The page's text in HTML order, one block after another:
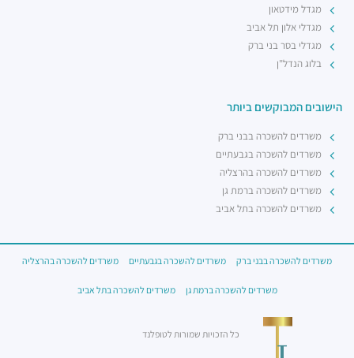
הישובים המבוקשים ביותר
משרדים להשכרה בבני ברק
משרדים להשכרה בגבעתיים
משרדים להשכרה בהרצליה
משרדים להשכרה ברמת גן
משרדים להשכרה בתל אביב
מגדל מידטאון
מגדלי אלון תל אביב
מגדלי בסר בני ברק
בלוג הנדל"ן
משרדים להשכרה בבני ברק משרדים להשכרה בגבעתיים משרדים להשכרה בהרצליה
משרדים להשכרה ברמת גן משרדים להשכרה בתל אביב
כל הזכויות שמורות לטופלנד